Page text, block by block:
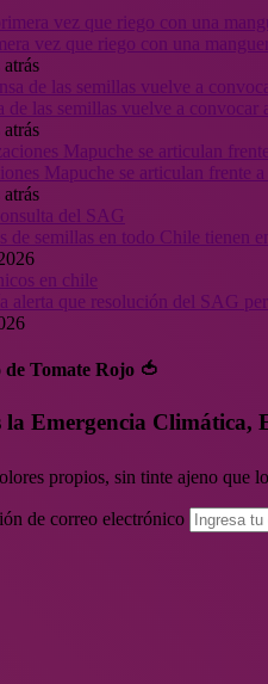
vez que riego con una
atrás
de las semillas vuelve a
atrás
Mapuche se articulan frente
atrás
de semillas en todo Chile tienen
alerta que resolución del SAG
Tomate Rojo 🍅
Emergencia Climática,
propios, sin tinte ajeno que
de correo electrónico